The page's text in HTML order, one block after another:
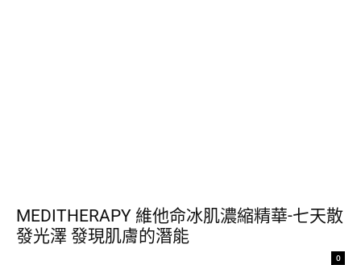
MEDITHERAPY 維他命冰肌濃縮精華-七天散
發光澤 發現肌膚的潛能
0